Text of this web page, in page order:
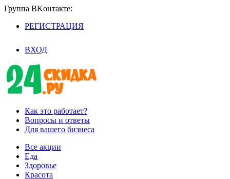
Группа BKoнтaктe:
РЕГИСТРАЦИЯ
ВХОД
Как это работает?
Вопросы и ответы
Для вашего бизнеса
Все акции
Еда
Здоровье
Красота